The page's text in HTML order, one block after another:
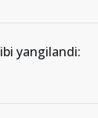
yangilandi: